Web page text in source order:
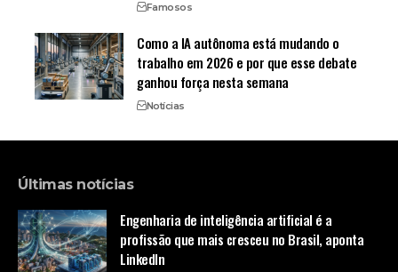
Famosos
Como a IA autônoma está mudando o
trabalho em 2026 e por que esse debate
ganhou força nesta semana
Notícias
Últimas notícias
Engenharia de inteligência artificial é a
profissão que mais cresceu no Brasil, aponta
LinkedIn